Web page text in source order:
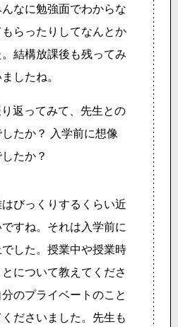
なに勉強面でわからな
らったりしてなんとか
結構放課後も残ってみ
したね。
返ってみて、先生との
たか？ 入学前に想像
たか？
びっくりするくらい近
すね。それは入学前に
した。授業中や授業時
について教えてくださ
のプライベートのこと
ださいました。先生も